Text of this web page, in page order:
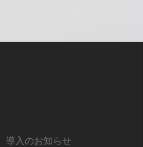
導入のお知らせ